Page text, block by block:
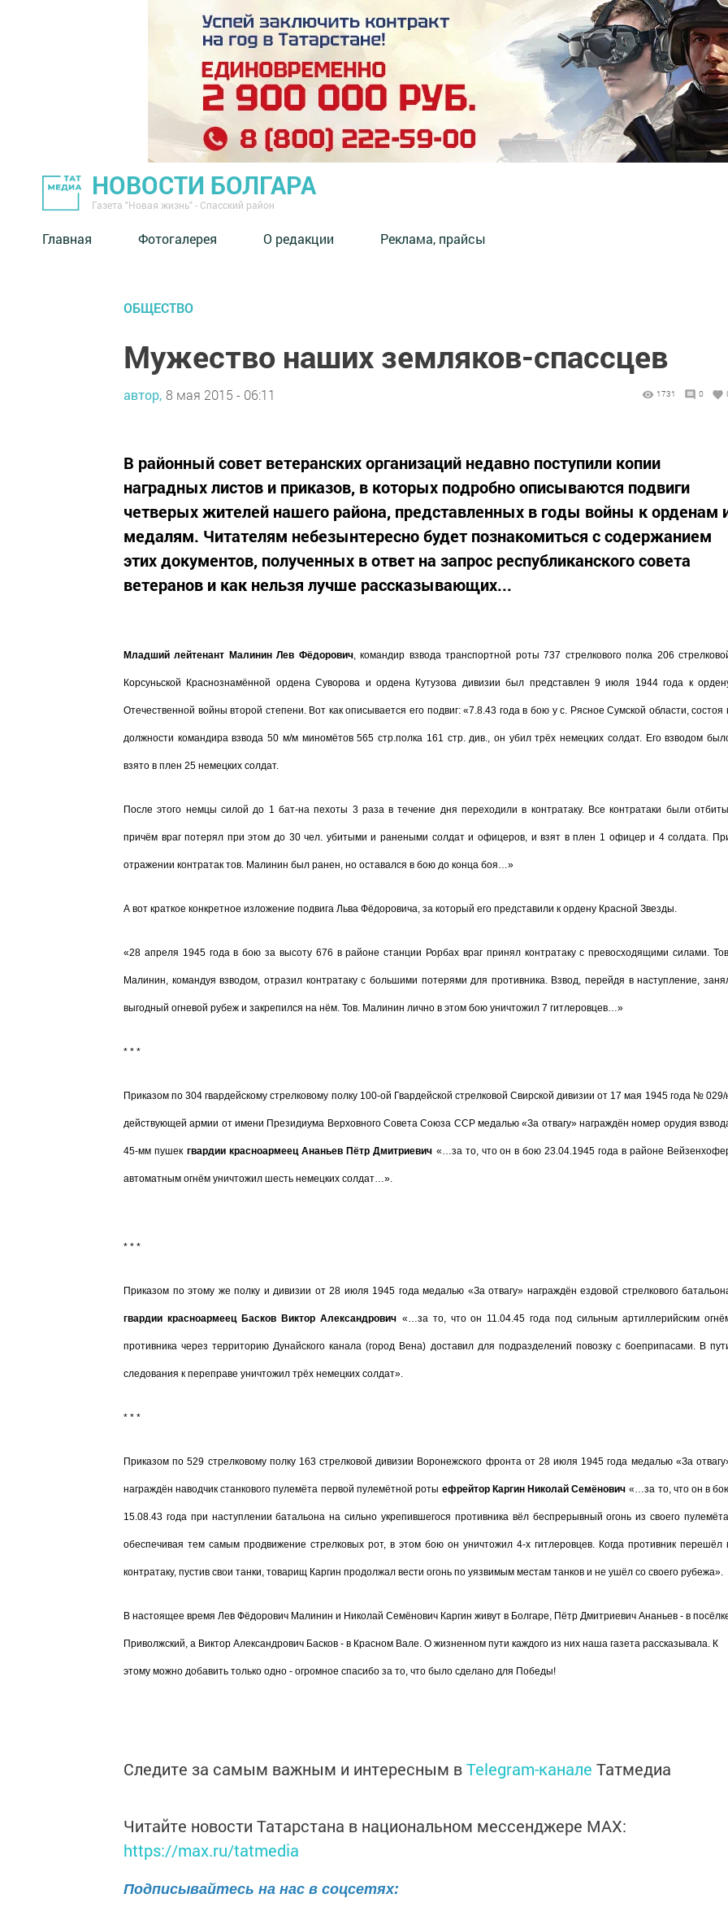
НОВОСТИ БОЛГАРА
Газета "Новая жизнь" - Спасский район
Главная Фотогалерея О редакции Реклама, прайсы
ОБЩЕСТВО
Мужество наших земляков-спассцев
автор, 8 мая 2015 - 06:11 1731 0
В районный совет ветеранских организаций недавно поступили копии
наградных листов и приказов, в которых подробно описываются подвиги
четверых жителей нашего района, представленных в годы войны к орденам
медалям. Читателям небезынтересно будет познакомиться с содержанием
этих документов, полученных в ответ на запрос республиканского совета
ветеранов и как нельзя лучше рассказывающих...
Младший лейтенант Малинин Лев Фёдорович, командир взвода транспортной роты 737 стрелкового полка 206
Корсуньской Краснознамённой ордена Суворова и ордена Кутузова дивизии был представлен 9 июля 1944 года к
Отечественной войны второй степени. Вот как описывается его подвиг: «7.8.43 года в бою у с. Рясное Сумской области, состоя
должности командира взвода 50 м/м миномётов 565 стр.полка 161 стр. див., он убил трёх немецких солдат. Его взводом
взято в плен 25 немецких солдат.
После этого немцы силой до 1 бат-на пехоты 3 раза в течение дня переходили в контратаку. Все контратаки были
причём враг потерял при этом до 30 чел. убитыми и ранеными солдат и офицеров, и взят в плен 1 офицер и 4 солдата.
отражении контратак тов. Малинин был ранен, но оставался в бою до конца боя…»
А вот краткое конкретное изложение подвига Льва Фёдоровича, за который его представили к ордену Красной Звезды.
«28 апреля 1945 года в бою за высоту 676 в районе станции Рорбах враг принял контратаку с превосходящими силами.
Малинин, командуя взводом, отразил контратаку с большими потерями для противника. Взвод, перейдя в наступление,
выгодный огневой рубеж и закрепился на нём. Тов. Малинин лично в этом бою уничтожил 7 гитлеровцев…»
* * *
Приказом по 304 гвардейскому стрелковому полку 100-ой Гвардейской стрелковой Свирской дивизии от 17 мая 1945 года № 029/
действующей армии от имени Президиума Верховного Совета Союза ССР медалью «За отвагу» награждён номер орудия
45-мм пушек гвардии красноармеец Ананьев Пётр Дмитриевич «…за то, что он в бою 23.04.1945 года в районе
автоматным огнём уничтожил шесть немецких солдат…».
* * *
Приказом по этому же полку и дивизии от 28 июля 1945 года медалью «За отвагу» награждён ездовой стрелкового
гвардии красноармеец Басков Виктор Александрович «…за то, что он 11.04.45 года под сильным артиллерийским
противника через территорию Дунайского канала (город Вена) доставил для подразделений повозку с боеприпасами. В
следования к переправе уничтожил трёх немецких солдат».
* * *
Приказом по 529 стрелковому полку 163 стрелковой дивизии Воронежского фронта от 28 июля 1945 года медалью «За
награждён наводчик станкового пулемёта первой пулемётной роты ефрейтор Каргин Николай Семёнович «…за то, что он в
15.08.43 года при наступлении батальона на сильно укрепившегося противника вёл беспрерывный огонь из своего
обеспечивая тем самым продвижение стрелковых рот, в этом бою он уничтожил 4-х гитлеровцев. Когда противник перешёл
контратаку, пустив свои танки, товарищ Каргин продолжал вести огонь по уязвимым местам танков и не ушёл со своего рубежа».
В настоящее время Лев Фёдорович Малинин и Николай Семёнович Каргин живут в Болгаре, Пётр Дмитриевич Ананьев - в
Приволжский, а Виктор Александрович Басков - в Красном Вале. О жизненном пути каждого из них наша газета рассказывала. К
этому можно добавить только одно - огромное спасибо за то, что было сделано для Победы!
Следите за самым важным и интересным вTelegram-канале Татмедиа
Читайте новости Татарстана в национальном мессенджере MАХ:
https://max.ru/tatmedia
Подписывайтесь на нас в соцсетях: